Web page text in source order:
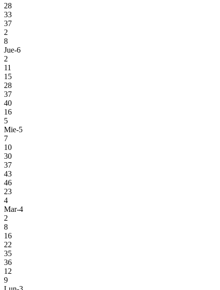
28
33
37
2
8
Jue-6
2
11
15
28
37
40
16
5
Mie-5
7
10
30
37
43
46
23
4
Mar-4
2
8
16
22
35
36
12
9